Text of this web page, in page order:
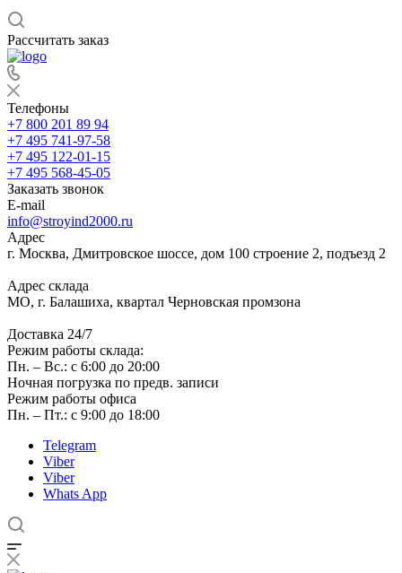
Рассчитать заказ
Телефоны
+7 800 201 89 94
+7 495 741-97-58
+7 495 122-01-15
+7 495 568-45-05
Заказать звонок
E-mail
info@stroyind2000.ru
Адрес
г. Москва, Дмитровское шоссе, дом 100 строение 2, подъезд 2
Адрес склада
МО, г. Балашиха, квартал Черновская промзона
Доставка 24/7
Режим работы склада:
Пн. – Вс.: с 6:00 до 20:00
Ночная погрузка по предв. записи
Режим работы офиса
Пн. – Пт.: с 9:00 до 18:00
Telegram
Viber
Viber
Whats App